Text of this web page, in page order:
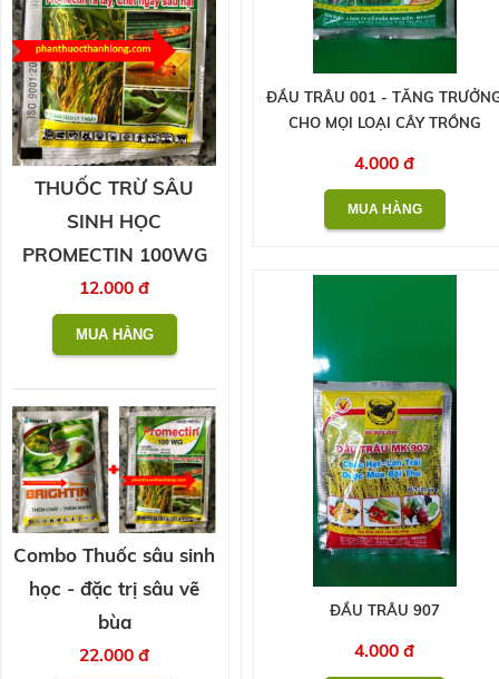
ĐẦU TRÂU 001 - TĂNG
CHO MỌI LOẠI CÂY TRỒNG
4.000 đ
ĐẦU TRÂU 907
4.000 đ
THUỐC TRỪ SÂU
SINH HỌC
PROMECTIN 100WG
12.000 đ
Combo Thuốc sâu sinh
học - đặc trị sâu vẽ
bùa
22.000 đ